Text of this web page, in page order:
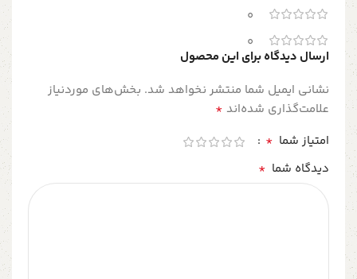
0
0
ارسال دیدگاه برای این محصول
نشانی ایمیل شما منتشر نخواهد شد. بخش‌های موردنیاز
علامت‌گذاری شده‌اند *
امتیاز شما *
دیدگاه شما *